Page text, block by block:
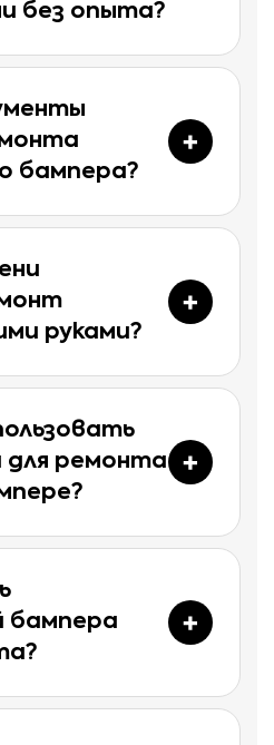
без опыта?
бампера?
руками?
для ремонта
бампера